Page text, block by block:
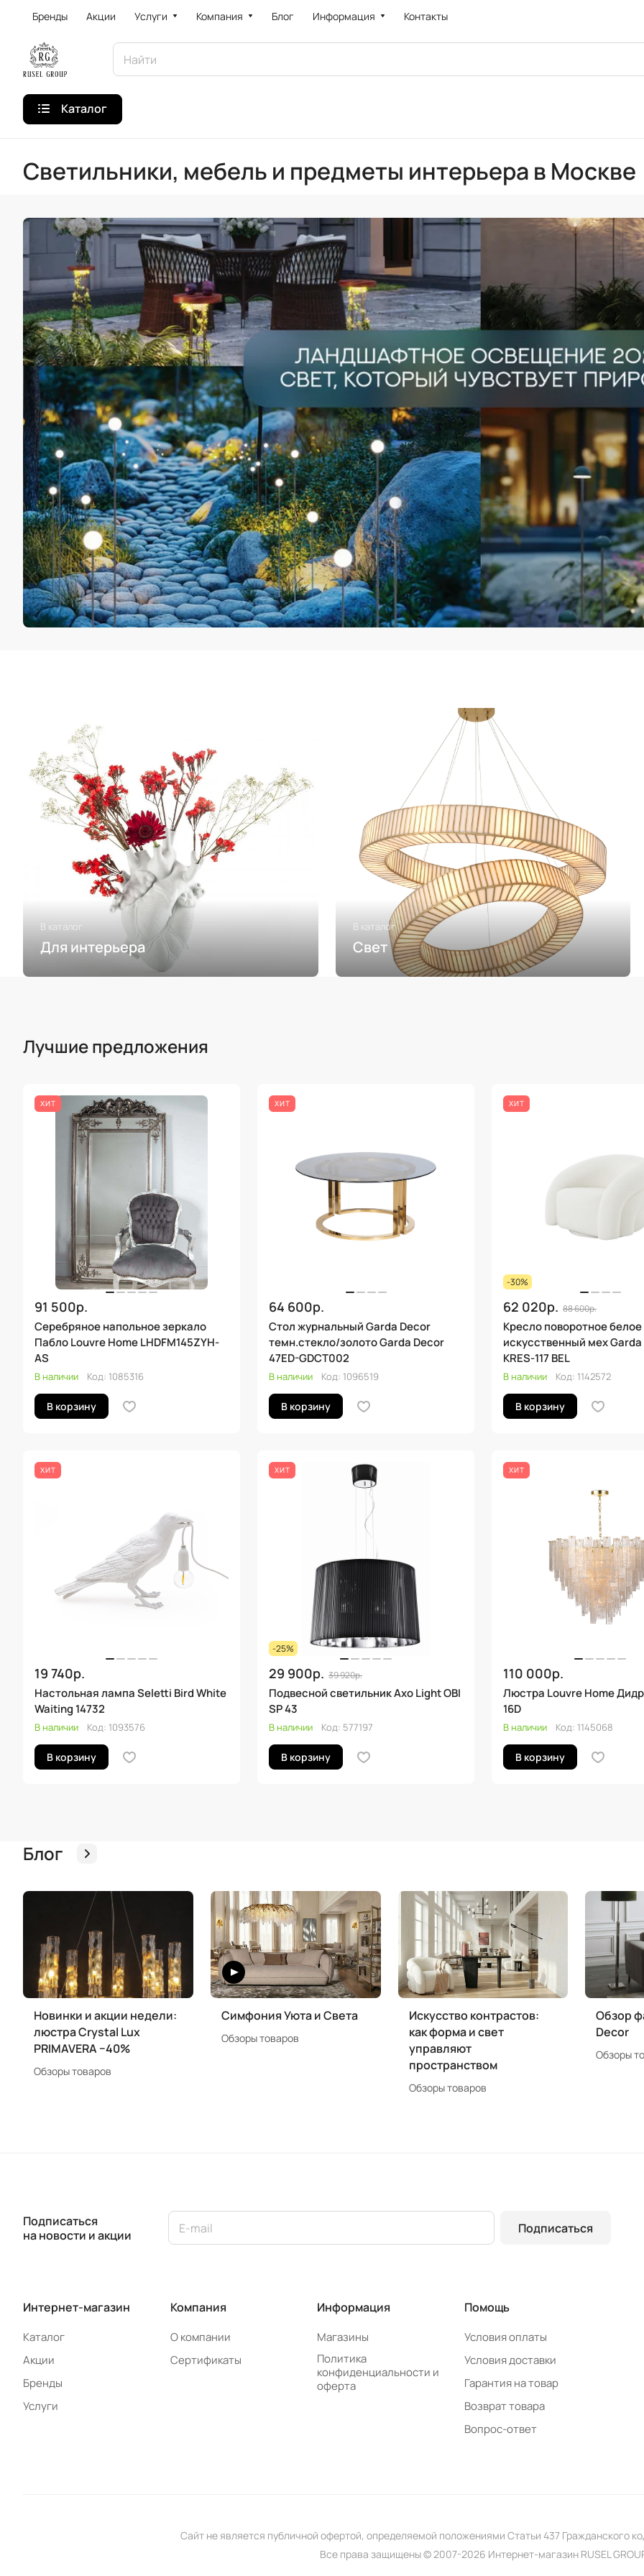
Бренды Акции Услуги Компания Блог Информация Контакты
Каталог
Светильники, мебель и предметы интерьера в Москве
В каталог
Для интерьера
В каталог
Свет
Лучшие предложения
ХИТ
91 500р.
Серебряное напольное зеркало
Пабло Louvre Home LHDFM145ZYH-
AS
В наличии Код: 1085316
В корзину
ХИТ
64 600р.
Стол журнальный Garda Decor
темн.стекло/золото Garda Decor
47ED-GDCT002
В наличии Код: 1096519
В корзину
ХИТ
-30%
62 020р. 88 600р.
Кресло поворотное белое
искусственный мех Garda
KRES-117 BEL
В наличии Код: 1142572
В корзину
ХИТ
19 740р.
Настольная лампа Seletti Bird White
Waiting 14732
В наличии Код: 1093576
В корзину
ХИТ
-25%
29 900р. 39 920р.
Подвесной светильник Axo Light OBI
SP 43
В наличии Код: 577197
В корзину
ХИТ
110 000р.
Люстра Louvre Home
16D
В наличии Код: 1145068
В корзину
Блог
Новинки и акции недели:
люстра Crystal Lux
PRIMAVERA −40%
Обзоры товаров
Симфония Уюта и Света
Обзоры товаров
Искусство контрастов:
как форма и свет
управляют
пространством
Обзоры товаров
Обзор
Decor
Обзоры
Подписаться
на новости и акции
Подписаться
Интернет-магазин
Каталог
Акции
Бренды
Услуги
Компания
О компании
Сертификаты
Информация
Магазины
Политика
конфиденциальности и
оферта
Помощь
Условия оплаты
Условия доставки
Гарантия на товар
Возврат товара
Вопрос-ответ
Сайт не является публичной офертой, определяемой положениями Статьи 437 Гражданского
Все права защищены © 2007-2026 Интернет-магазин RUSEL